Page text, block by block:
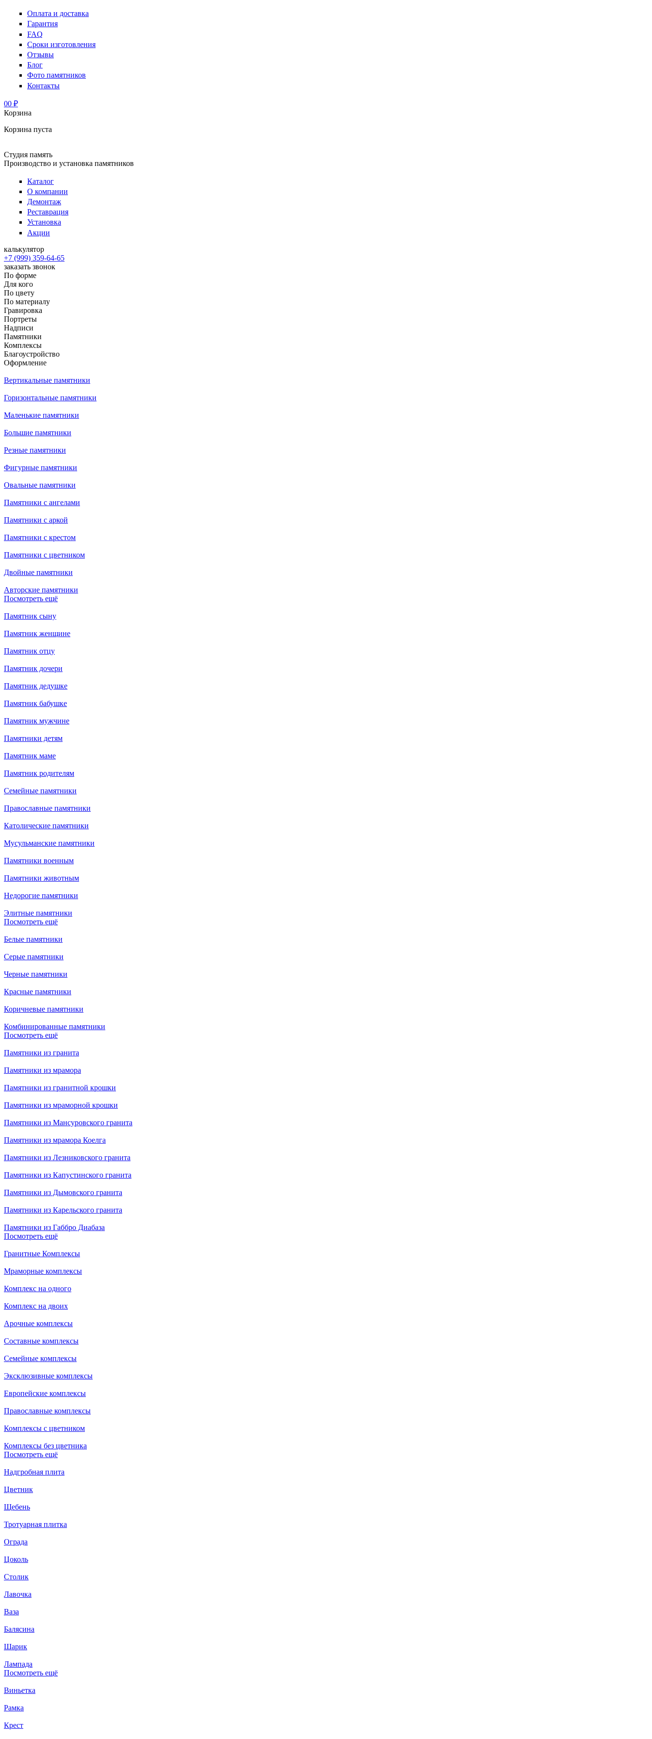
Оплата и доставка
Гарантия
FAQ
Сроки изготовления
Отзывы
Блог
Фото памятников
Контакты
00 ₽
Корзина
Корзина пуста
Студия память
Производство и установка памятников
Каталог
О компании
Демонтаж
Реставрация
Установка
Акции
калькулятор
+7 (999) 359-64-65
заказать звонок
По форме
Для кого
По цвету
По материалу
Гравировка
Портреты
Надписи
Памятники
Комплексы
Благоустройство
Оформление
Вертикальные памятники
Горизонтальные памятники
Маленькие памятники
Большие памятники
Резные памятники
Фигурные памятники
Овальные памятники
Памятники с ангелами
Памятники с аркой
Памятники с крестом
Памятники с цветником
Двойные памятники
Авторские памятники
Посмотреть ещё
Памятник сыну
Памятник женщине
Памятник отцу
Памятник дочери
Памятник дедушке
Памятник бабушке
Памятник мужчине
Памятники детям
Памятник маме
Памятник родителям
Семейные памятники
Православные памятники
Католические памятники
Мусульманские памятники
Памятники военным
Памятники животным
Недорогие памятники
Элитные памятники
Посмотреть ещё
Белые памятники
Серые памятники
Черные памятники
Красные памятники
Коричневые памятники
Комбинированные памятники
Посмотреть ещё
Памятники из гранита
Памятники из мрамора
Памятники из гранитной крошки
Памятники из мраморной крошки
Памятники из Мансуровского гранита
Памятники из мрамора Коелга
Памятники из Лезниковского гранита
Памятники из Капустинского гранита
Памятники из Дымовского гранита
Памятники из Карельского гранита
Памятники из Габбро Диабаза
Посмотреть ещё
Гранитные Комплексы
Мраморные комплексы
Комплекс на одного
Комплекс на двоих
Арочные комплексы
Составные комплексы
Семейные комплексы
Эксклюзивные комплексы
Европейские комплексы
Православные комплексы
Комплексы с цветником
Комплексы без цветника
Посмотреть ещё
Надгробная плита
Цветник
Щебень
Тротуарная плитка
Ограда
Цоколь
Столик
Лавочка
Ваза
Балясина
Шарик
Лампада
Посмотреть ещё
Виньетка
Рамка
Крест